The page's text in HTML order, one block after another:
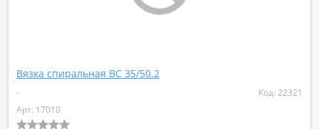
Вязка спиральная BC 35/50.2
-
Код: 22321
Арт: 17010